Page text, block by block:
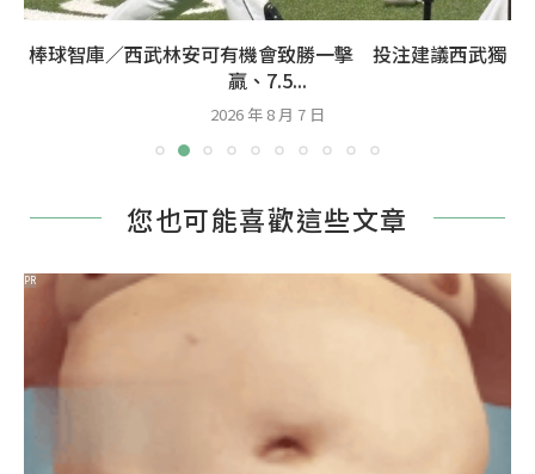
棒球智庫／西武林安可有機會致勝一擊 投注建議西武獨
贏、7.5...
2026 年 8 月 7 日
您也可能喜歡這些文章
PR